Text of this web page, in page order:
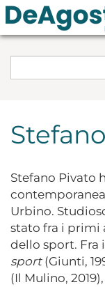
Stefano Pivato
Urbino.
stato fra i primi
dello sport. Fra
sport(Giunti,
(Il Mulino, 2019),